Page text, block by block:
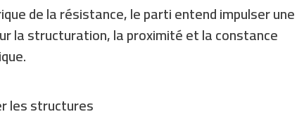
de la résistance, le parti entend impulser une
la structuration, la proximité et la constance
les structures